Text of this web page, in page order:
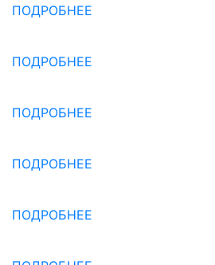
ПОДРОБНЕЕ
ПОДРОБНЕЕ
ПОДРОБНЕЕ
ПОДРОБНЕЕ
ПОДРОБНЕЕ